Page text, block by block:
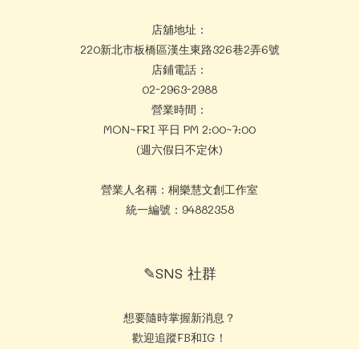
店舖地址：
220新北市板橋區漢生東路326巷2弄6號
店鋪電話：
02-2963-2988
營業時間：
MON~FRI 平日 PM 2:00~7:00
(週六假日不定休)
營業人名稱：桐樂慧文創工作室
統一編號：94882358
✎SNS 社群
想要隨時掌握新消息？
歡迎追蹤FB和IG！